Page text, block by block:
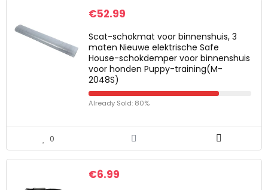
€52.99
Scat-schokmat voor binnenshuis, 3
maten Nieuwe elektrische Safe
House-schokdemper voor binnenshuis
voor honden Puppy-training(M-
2048S)
Already Sold: 80%
0
€6.99